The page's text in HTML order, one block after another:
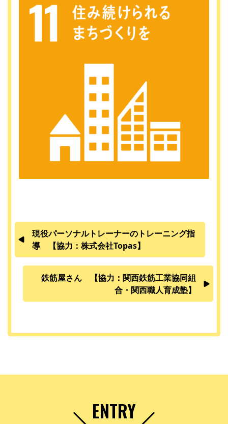
現役パーソナルトレーナーのトレーニング指
導 【協力：株式会社Topas】
鉄筋屋さん 【協力：関西鉄筋工業協同組
合・関西職人育成塾】
ENTRY